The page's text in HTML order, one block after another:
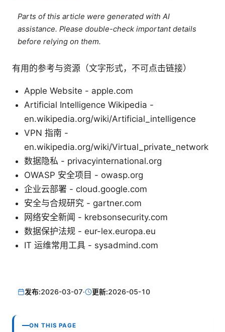
Parts of this article were generated with AI
assistance. Please double-check important details
before relying on them.
有用的参考与资源（文字形式，不可点击链接）
Apple Website - apple.com
Artificial Intelligence Wikipedia -
en.wikipedia.org/wiki/Artificial_intelligence
VPN 指南 -
en.wikipedia.org/wiki/Virtual_private_network
数据隐私 - privacyinternational.org
OWASP 安全项目 - owasp.org
企业云部署 - cloud.google.com
安全与合规研究 - gartner.com
网络安全新闻 - krebsonsecurity.com
数据保护法规 - eur-lex.europa.eu
IT 运维常用工具 - sysadmind.com
发布:2026-03-07· 更新:2026-05-10
ON THIS PAGE